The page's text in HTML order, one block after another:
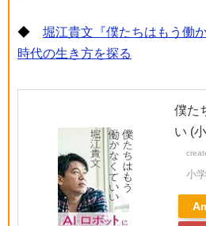
◆ 堀江貴文『僕たちはもう働
時代の生き方を探る
僕た
い (
小